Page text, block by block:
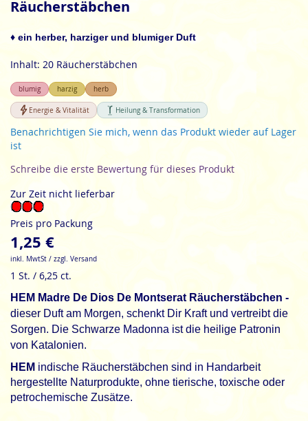
Bildgalerie
Räucherstäbchen
♦ ein herber, harziger und blumiger Duft
Inhalt: 20 Räucherstäbchen
blumig harzig herb
Energie & Vitalität Heilung & Transformation
Benachrichtigen Sie mich, wenn das Produkt wieder auf Lager
ist
Schreibe die erste Bewertung für dieses Produkt
Zur Zeit nicht lieferbar
Preis pro Packung
1,25 €
inkl. MwtSt / zzgl. Versand
1 St. / 6,25 ct.
HEM Madre De Dios De Montserat Räucherstäbchen -
dieser Duft am Morgen, schenkt Dir Kraft und vertreibt die
Sorgen. Die Schwarze Madonna ist die heilige Patronin
von Katalonien.
HEM indische Räucherstäbchen sind in Handarbeit
hergestellte Naturprodukte, ohne tierische, toxische oder
petrochemische Zusätze.